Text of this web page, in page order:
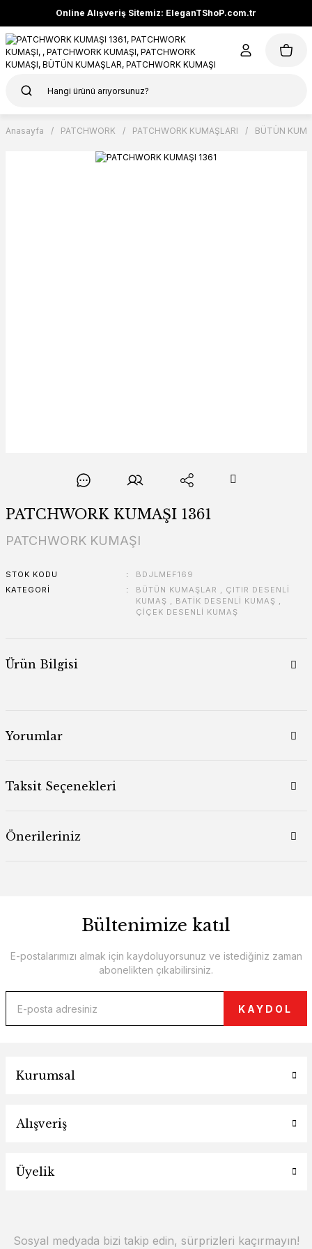
Online Alışveriş Sitemiz: EleganTShoP.com.tr
Anasayfa PATCHWORK PATCHWORK KUMAŞLARI BÜTÜN
PATCHWORK KUMAŞI 1361
PATCHWORK KUMAŞI
STOK KODU
BDJLMEF169
KATEGORI
BÜTÜN KUMAŞLAR , ÇITIR DESENLİ
KUMAŞ , BATİK DESENLİ KUMAŞ ,
ÇİÇEK DESENLİ KUMAŞ
Ürün Bilgisi
Yorumlar
Taksit Seçenekleri
Önerileriniz
Bültenimize katıl
E-postalarımızı almak için kaydoluyorsunuz ve istediğiniz zaman
abonelikten çıkabilirsiniz.
KAYDOL
Kurumsal
Alışveriş
Üyelik
Sosyal medyada bizi takip edin, sürprizleri kaçırmayın!